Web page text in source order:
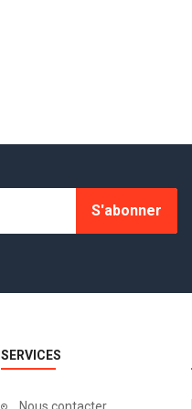
S'abonner
SERVICES